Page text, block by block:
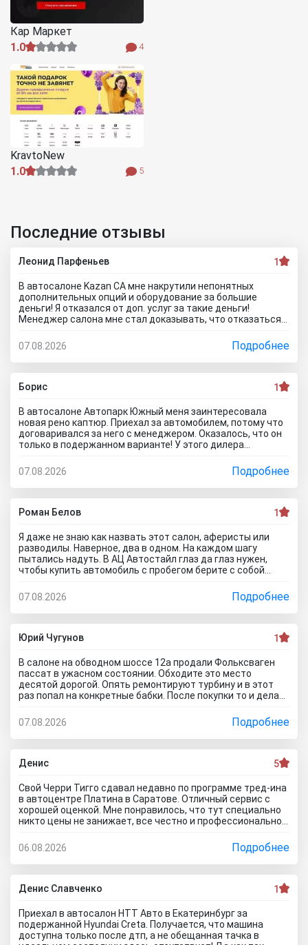
Кар Маркет
1.0
4
KravtoNew
1.0
5
Последние отзывы
Леонид Парфеньев 1
В автосалоне Kazan CA мне накрутили непонятных
дополнительных опций и оборудование за большие
деньги! Я отказался от доп. услуг за такие деньги!
Менеджер салона мне стал доказывать, что отказаться
происходит?! Отчего это невозможно? это развод и
кидалово! Оставил салон без автомобиля, потому что не
хотел его приобретать с допами за большие деньги да и
вам не советую!
07.08.2026 Подробнее
Борис 1
В автосалоне Автопарк Южный меня заинтересовала
новая рено каптюр. Приехал за автомобилем, потому что
договаривался за него с менеджером. Оказалось, что он
только в подержанном варианте! У этого дилера
советовал бы вам приезжать в этот автоцентр на
Гражданскую 1Д в Ставрополь, потому что это наглый
обман! Они только на сайте большой автосалон с
шикарными ценами, на деле мелкая шарашка разводящая
покупателей.
07.08.2026 Подробнее
Роман Белов 1
Я даже не знаю как назвать этот салон, аферисты или
разводилы. Наверное, два в одном. На каждом шагу
пытались надуть. В АЦ Автостайл глаз да глаз нужен,
чтобы купить автомобиль с пробегом берите с собой
еще юриста захватите. Менеджер вообще никак не давал
осмотреть авто. Ни капот открыть, ни в салон сесть, ни
днище глянуть. Попросил документы и то вместо них
ксерокопии принес. Мне даже смешно стало. Может по
картинкам тачку выбирать будем? Как я его не убеждал,
настаивать больше не стал, но очень интересно было, а
если бы я 5 тачек осмотреть захотел, на все 5 договора
бы писали? Бред полнейший..хорошо что в Челябинске
есть куча других автосалонов и этот с лживый автоцентр
можно спокойно объехать стороной.
07.08.2026 Подробнее
Юрий Чугунов 1
В салоне на обводном шоссе 12а продали Фольксваген
пассат в ужасном состоянии. Обходите это место
десятой дорогой. Опять ремонтируют турбину и в этот
раз попал на конкретные бабки. После покупки то и делаю,
что все с машиной идеально, а сейчас ничего не могу
сделать по гарантийному ремонту. Аферисты хреновы! Я
когда спрашивают где купить автомобиль в Тольятти
говорю - где угодно но не в автосалоне М-Авто!
07.08.2026 Подробнее
Денис 5
Свой Черри Тигго сдавал недавно по программе тред-ина
в автоцентре Платина в Саратове. Отличный сервис с
хорошей оценкой. Мне понравилось, что тут специально
никто цены не занижает, все честно и профессионально.
предложили подготовку провести тут в салоне. Для
клиента это важно, самому возиться не надо. Сделали
все быстро и поставили нормальную цену. Теперь буду
ждать , пока тачку продадут, не сомневаюсь , что быстро
справятся так как тут работают профессионалы.
06.08.2026 Подробнее
Денис Славченко 1
Приехал в автосалон НТТ Авто в Екатеринбург за
подержанной Hyundai Creta. Получается, что машина
доступна только после дтп, а не обещанная тачка в